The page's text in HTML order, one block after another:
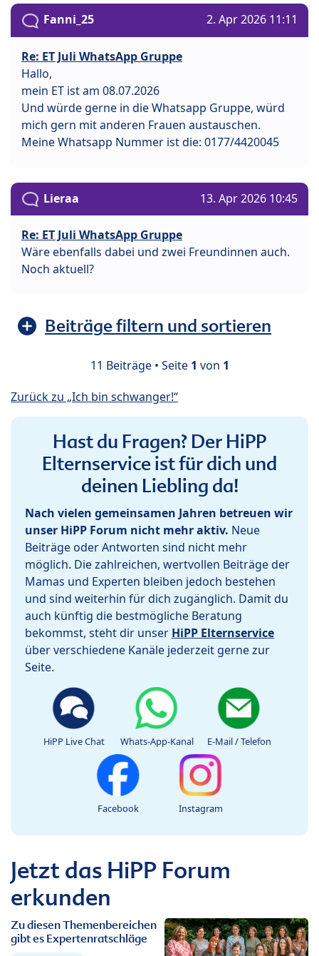
Fanni_25 2. Apr 2026 11:11
Re: ET Juli WhatsApp Gruppe
Hallo,
mein ET ist am 08.07.2026
Und würde gerne in die Whatsapp Gruppe, würd
mich gern mit anderen Frauen austauschen.
Meine Whatsapp Nummer ist die: 0177/4420045
Lieraa 13. Apr 2026 10:45
Re: ET Juli WhatsApp Gruppe
Wäre ebenfalls dabei und zwei Freundinnen auch.
Noch aktuell?
Beiträge filtern und sortieren
11 Beiträge • Seite 1 von 1
Zurück zu „Ich bin schwanger!“
Hast du Fragen? Der HiPP
Elternservice ist für dich und
deinen Liebling da!
Nach vielen gemeinsamen Jahren betreuen wir
unser HiPP Forum nicht mehr aktiv. Neue
Beiträge oder Antworten sind nicht mehr
möglich. Die zahlreichen, wertvollen Beiträge der
Mamas und Experten bleiben jedoch bestehen
und sind weiterhin für dich zugänglich. Damit du
auch künftig die bestmögliche Beratung
bekommst, steht dir unser HiPP Elternservice
über verschiedene Kanäle jederzeit gerne zur
Seite.
HiPP Live Chat Whats-App-Kanal E-Mail / Telefon
Facebook Instagram
Jetzt das HiPP Forum
erkunden
Zu diesen Themenbereichen
gibt es Expertenratschläge